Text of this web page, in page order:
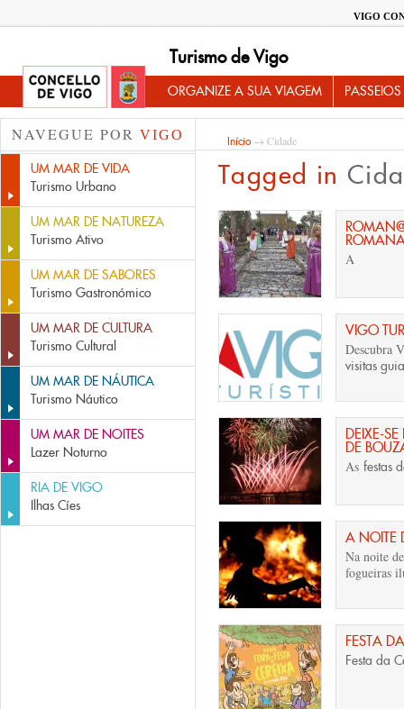
VIGO
Turismo de Vigo
ORGANIZE A SUA VIAGEM
NAVEGUE POR VIGO
UM MAR DE VIDA
Turismo Urbano
UM MAR DE NATUREZA
Turismo Ativo
UM MAR DE SABORES
Turismo Gastronómico
UM MAR DE CULTURA
Turismo Cultural
UM MAR DE NÁUTICA
Turismo Náutico
UM MAR DE NOITES
Lazer Noturno
RIA DE VIGO
Ilhas Cíes
Início→ Cidade
Tagged in
A
VIGO
Descubra
visitas
DEIXE-
DE
As festas
A NOITE
Na noite
fogueiras
FESTA
Festa da